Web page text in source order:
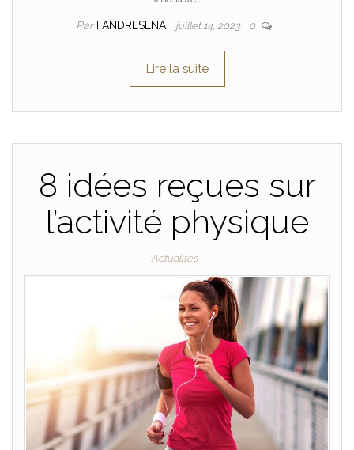
Par FANDRESENA juillet 14, 2023 0
Lire la suite
8 idées reçues sur
l’activité physique
Actualités